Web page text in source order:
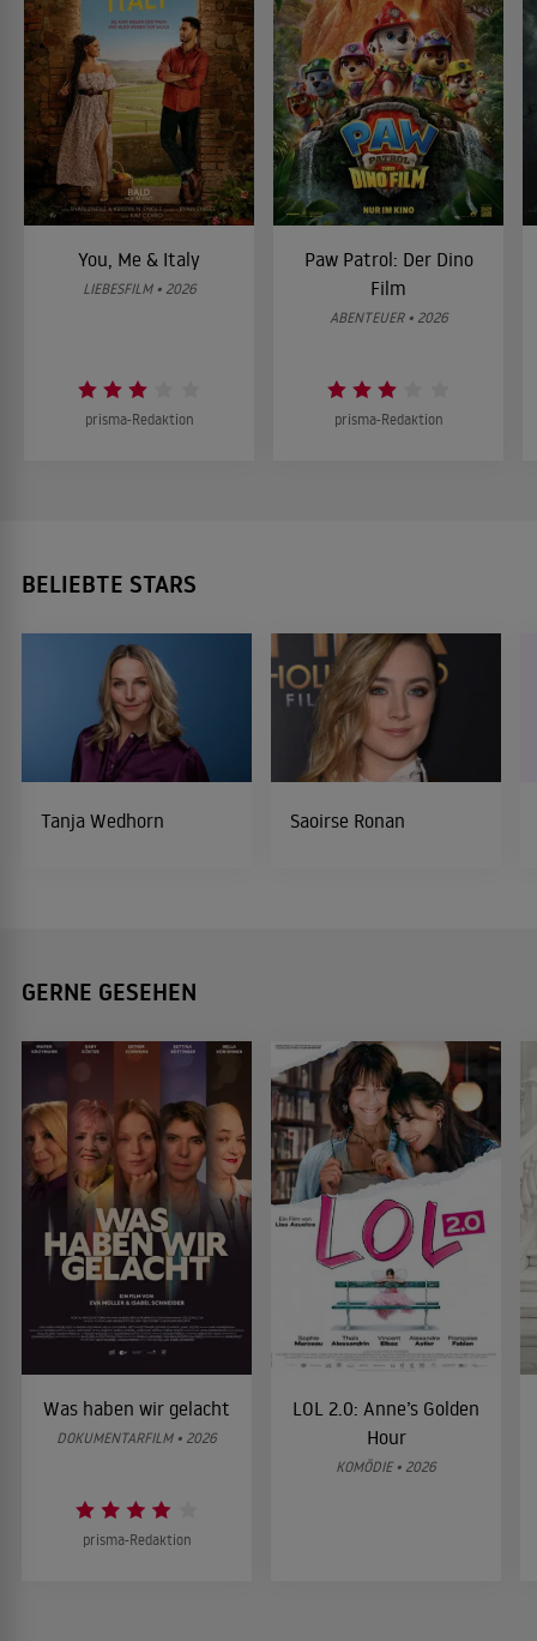
You, Me & Italy
LIEBESFILM • 2026
prisma-Redaktion
Paw Patrol: Der Dino
Film
ABENTEUER • 2026
prisma-Redaktion
BELIEBTE STARS
Tanja Wedhorn Saoirse Ronan
GERNE GESEHEN
Was haben wir gelacht
DOKUMENTARFILM • 2026
prisma-Redaktion
LOL 2.0: Anne’s Golden
Hour
KOMÖDIE • 2026